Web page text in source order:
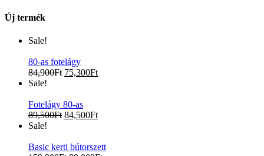
Új termék
Sale!
80-as fotelágy
84,900Ft 75,300Ft
Sale!
Fotelágy 80-as
89,500Ft 84,500Ft
Sale!
Basic kerti bútorszett